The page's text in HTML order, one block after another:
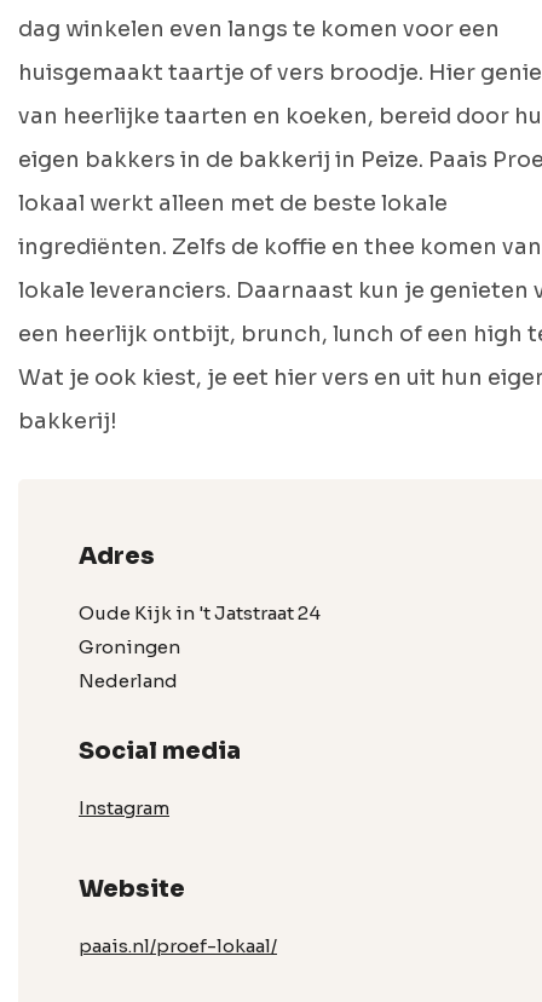
dag winkelen even langs te komen voor een
huisgemaakt taartje of vers broodje. Hier
van heerlijke taarten en koeken, bereid door
eigen bakkers in de bakkerij in Peize. Paais
lokaal werkt alleen met de beste lokale
ingrediënten. Zelfs de koffie en thee komen van
lokale leveranciers. Daarnaast kun je genieten
een heerlijk ontbijt, brunch, lunch of een high
Wat je ook kiest, je eet hier vers en uit hun
bakkerij!
Adres
Oude Kijk in 't Jatstraat 24
Groningen
Nederland
Social media
Instagram
Website
paais.nl/proef-lokaal/